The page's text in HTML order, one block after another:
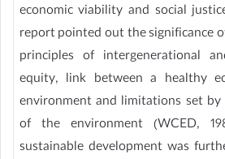
economic viability and social
report pointed out the significance
principles of intergenerational
equity, link between a healthy
environment and limitations set
of the environment (WCED,
sustainable development was